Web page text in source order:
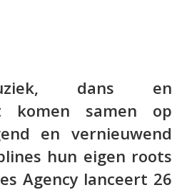
dans en
komen samen op
en vernieuwend
hun eigen roots
Agency lanceert 26